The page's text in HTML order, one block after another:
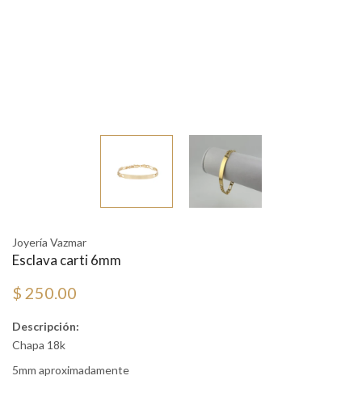
Joyería Vazmar
Esclava carti 6mm
$ 250.00
Descripción:
Chapa 18k
5mm aproximadamente